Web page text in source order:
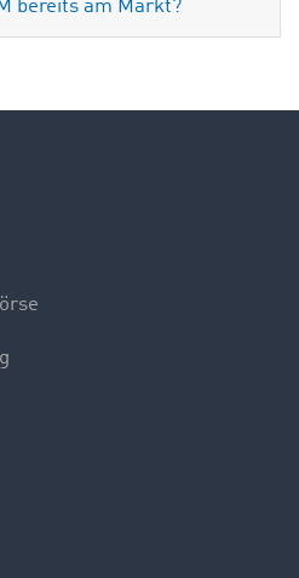
bereits am Markt?